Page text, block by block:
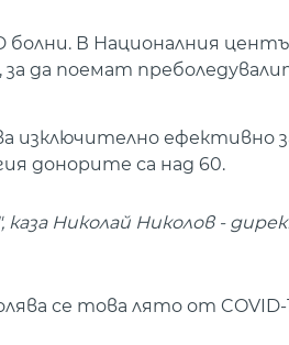
болни. В Националния
да поемат
изключително ефективно
донорите са над 60.
Николай Николов -
се това лято от COVID-